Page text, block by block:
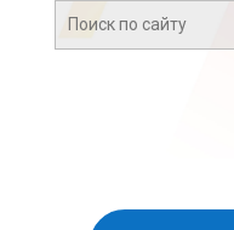
Поиск: